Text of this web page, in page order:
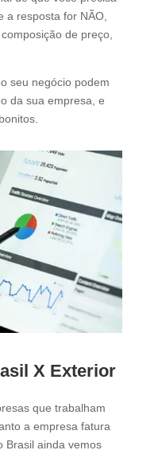
a resposta for NÃO,
de preço,
seu negócio podem
da sua empresa, e
X Exterior
que trabalham
a empresa fatura
Brasil ainda vemos